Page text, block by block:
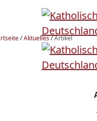
/Aktuelles/Artikel